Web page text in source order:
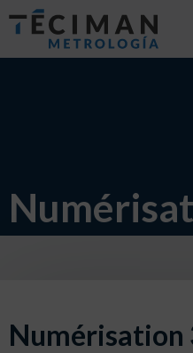
Numérisation